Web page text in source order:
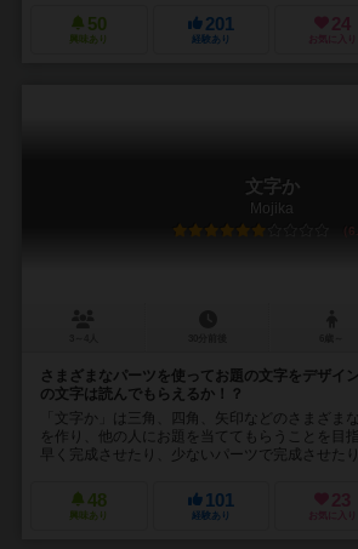
50
興味あり
201
経験あり
24
お気に入り
文字か
Mojika
さまざまなパーツを使ってお題の文字をデザイ
の文字は読んでもらえるか！？
「文字か」は三角、四角、矢印などのさまざま
を作り、他の人にお題を当ててもらうことを目
早く完成させたり、少ないパーツで完成させた
48
興味あり
101
経験あり
23
お気に入り